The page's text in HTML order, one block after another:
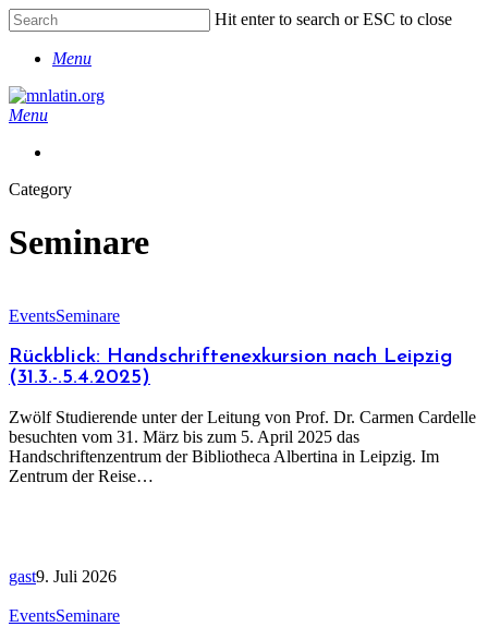
Skip
to
main
Hit enter to search or ESC to close
SearchMenu
search
Menu
Category
Seminare
EventsSeminare
Rückblick: Handschriftenexkursion nach Leipzig
(31.3.-.5.4.2025)
Zwölf Studierende unter der Leitung von Prof. Dr. Carmen Cardelle
besuchten vom 31. März bis zum 5. April 2025 das
Handschriftenzentrum der Bibliotheca Albertina in Leipzig. Im
Zentrum der Reise…
gast9. Juli 2026
EventsSeminare